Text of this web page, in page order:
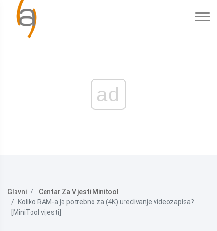
ad
Glavni
Centar Za Vijesti Minitool
Koliko RAM-a je potrebno za (4K) uređivanje videozapisa?
[MiniTool vijesti]